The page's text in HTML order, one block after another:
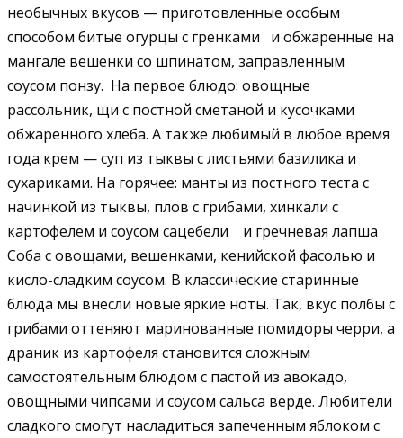
необычных вкусов — приготовленные особым
способом битые огурцы с гренками и обжаренные на
мангале вешенки со шпинатом, заправленным
соусом понзу. На первое блюдо: овощные
рассольник, щи с постной сметаной и кусочками
обжаренного хлеба. А также любимый в любое время
года крем — суп из тыквы с листьями базилика и
сухариками. На горячее: манты из постного теста с
начинкой из тыквы, плов с грибами, хинкали с
картофелем и соусом сацебели и гречневая лапша
Соба с овощами, вешенками, кенийской фасолью и
кисло-сладким соусом. В классические старинные
блюда мы внесли новые яркие ноты. Так, вкус полбы с
грибами оттеняют маринованные помидоры черри, а
драник из картофеля становится сложным
самостоятельным блюдом с пастой из авокадо,
овощными чипсами и соусом сальса верде. Любители
сладкого смогут насладиться запеченным яблоком с